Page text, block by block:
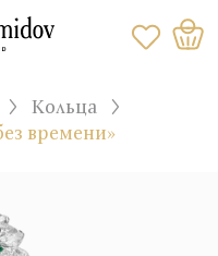
Кольца
времени»